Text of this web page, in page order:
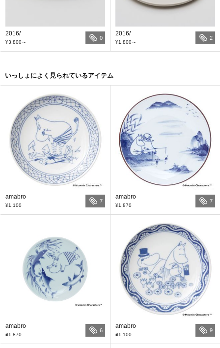
2016/
¥3,800～
0
2016/
¥1,800～
2
いっしょによく見られているアイテム
amabro
¥1,100
7
amabro
¥1,870
7
amabro
¥1,870
6
amabro
¥1,100
9